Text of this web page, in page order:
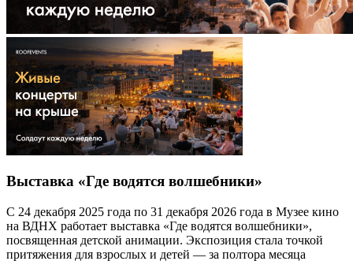
Выставка «Где водятся волшебники»
С 24 декабря 2025 года по 31 декабря 2026 года в Музее кино
на ВДНХ работает выставка «Где водятся волшебники»,
посвященная детской анимации. Экспозиция стала точкой
притяжения для взрослых и детей — за полтора месяца